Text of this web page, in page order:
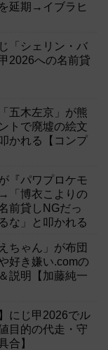
延期→イブラヒ
「シェリン・バ
2026への名前貸
五木左京」が熊
トで廃墟の絵文
かれる【コンプ
『パワプロケモ
「博衣こよりの
前貸しNGだっ
な」と叩かれる
ちゃん」が布団
好き嫌い.comの
説明【加藤純一
にじ甲2026でル
目的の代走・守
合】